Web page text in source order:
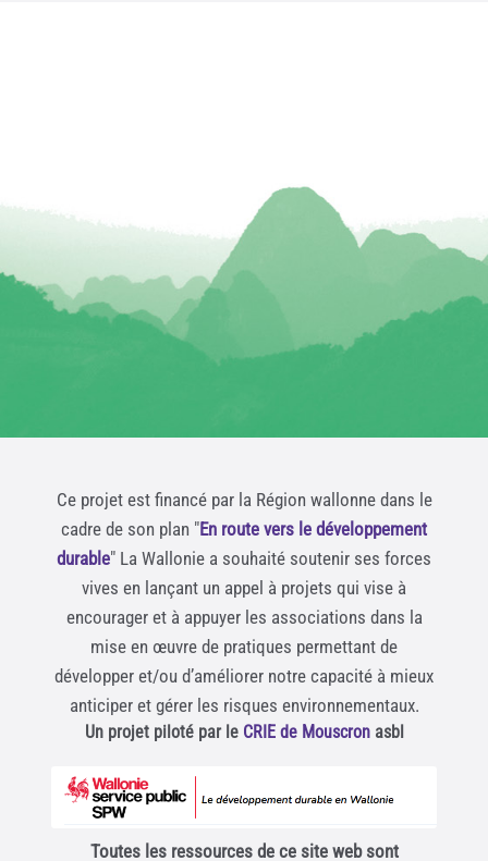
Ce projet est financé par la Région wallonne dans le
cadre de son plan "En route vers le développement
durable" La Wallonie a souhaité soutenir ses forces
vives en lançant un appel à projets qui vise à
encourager et à appuyer les associations dans la
mise en œuvre de pratiques permettant de
développer et/ou d’améliorer notre capacité à mieux
anticiper et gérer les risques environnementaux.
Un projet piloté par le CRIE de Mouscronasbl
Toutes les ressources de ce site web sont